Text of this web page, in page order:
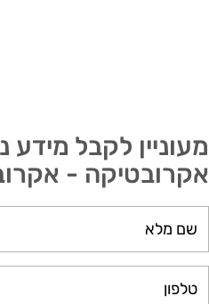
אקרובטיקה - אקרובטיקה 1